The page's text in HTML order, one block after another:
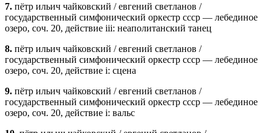
7. пётр ильич чайковский / евгений светланов /
государственный симфонический оркестр ссср — лебединое
озеро, соч. 20, действие iii: неаполитанский танец
8. пётр ильич чайковский / евгений светланов /
государственный симфонический оркестр ссср — лебединое
озеро, соч. 20, действие i: сцена
9. пётр ильич чайковский / евгений светланов /
государственный симфонический оркестр ссср — лебединое
озеро, соч. 20, действие i: вальс